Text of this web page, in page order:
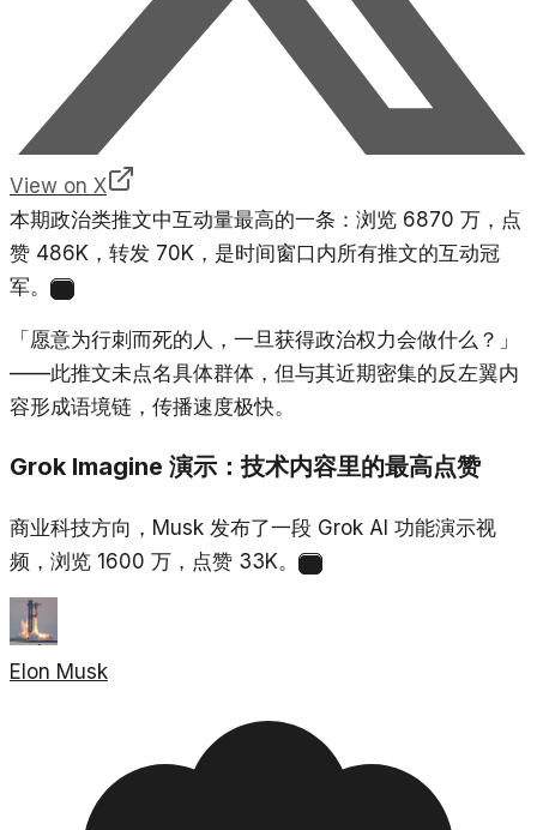
View on X
本期政治类推文中互动量最高的一条：浏览 6870 万，点
赞 486K，转发 70K，是时间窗口内所有推文的互动冠
军。
「愿意为行刺而死的人，一旦获得政治权力会做什么？」
——此推文未点名具体群体，但与其近期密集的反左翼内
容形成语境链，传播速度极快。
Grok Imagine 演示：技术内容里的最高点赞
商业科技方向，Musk 发布了一段 Grok AI 功能演示视
频，浏览 1600 万，点赞 33K。
Elon Musk